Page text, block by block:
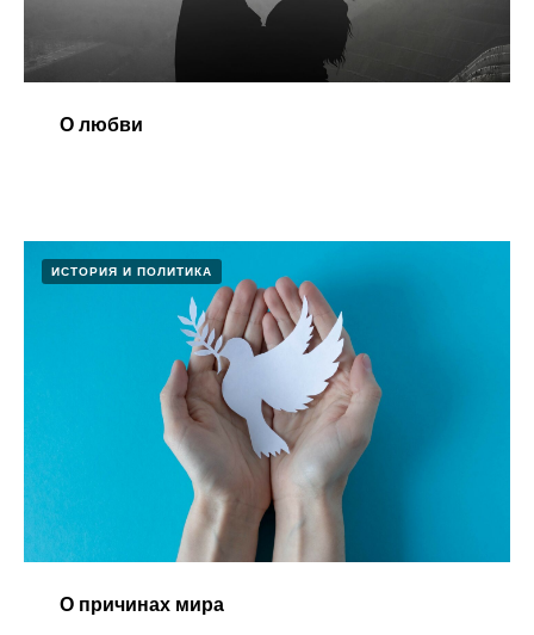
О любви
ИСТОРИЯ И ПОЛИТИКА
О причинах мира​